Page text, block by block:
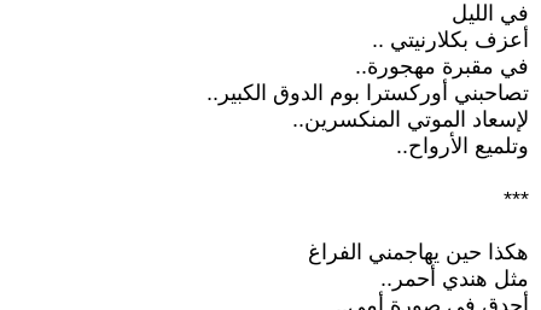
في الليل
أعزف بكلارنيتي ..
في مقبرة مهجورة..
تصاحبني أوركسترا بوم الدوق الكبير..
لإسعاد الموتي المنكسرين..
وتلميع الأرواح..
***
هكذا حين يهاجمني الفراغ
مثل هندي أحمر..